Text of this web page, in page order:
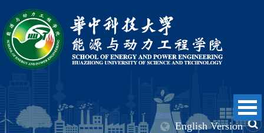
English Version